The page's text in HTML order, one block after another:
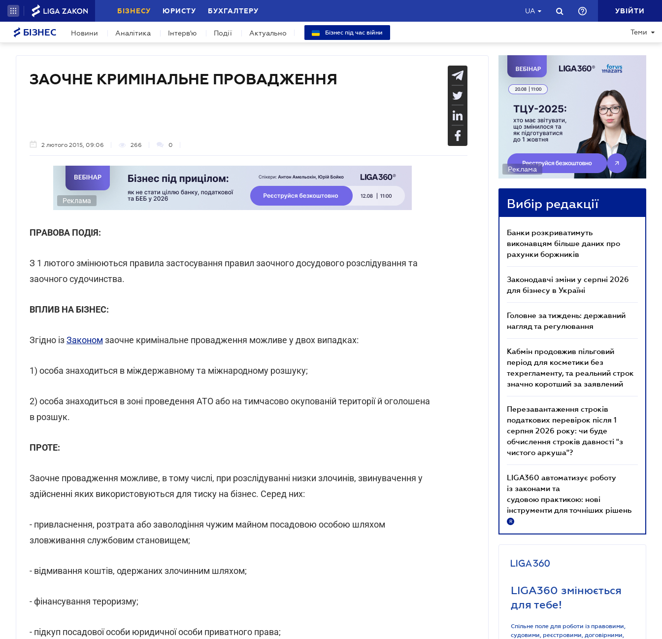
БІЗНЕСУ ЮРИСТУ БУХГАЛТЕРУ UA УВІЙТИ
БІЗНЕС Новини Аналітика Інтерв'ю Події Актуально Бізнес під час війни Теми
ЗАОЧНЕ КРИМІНАЛЬНЕ ПРОВАДЖЕННЯ
2 лютого 2015, 09:06 266 0
Реклама
ПРАВОВА ПОДІЯ:
З 1 лютого змінюються правила застосування правил заочного досудового розслідування та
заочного судочинства.
ВПЛИВ НА БІЗНЕС:
Згідно ізЗаконом заочне кримінальне провадження можливе у двох випадках:
1) особа знаходиться в міждержавному та міжнародному розшуку;
2) особа знаходиться в зоні проведення АТО або на тимчасово окупованій території й оголошена
в розшук.
ПРОТЕ:
Заочне провадження можливе, в тому числі, при розслідуванні низки злочинів, звинувачення у
здійсненні яких використовуються для тиску на бізнес. Серед них:
- привласнення, розтрата або заволодіння чужим майном посадовою особою шляхом
зловживання службовим становищем;
- відмивання коштів, одержаних злочинним шляхом;
- фінансування тероризму;
- підкуп посадової особи юридичної особи приватного права;
Реклама
Вибір редакції
Банки розкриватимуть
виконавцям більше даних про
рахунки боржників
Законодавчі зміни у серпні 2026
для бізнесу в Україні
Головне за тиждень: державний
нагляд та регулювання
Кабмін продовжив пільговий
період для косметики без
техрегламенту, та реальний строк
значно коротший за заявлений
Перезавантаження строків
податкових перевірок після 1
серпня 2026 року: чи буде
обчислення строків давності "з
чистого аркуша"?
LIGA360 автоматизує роботу
із законами та
судовою практикою: нові
інструменти для точніших рішень
R
LIGA360 змінюється
для тебе!
Спільне поле для роботи із правовими,
судовими, реєстровими, договірними,